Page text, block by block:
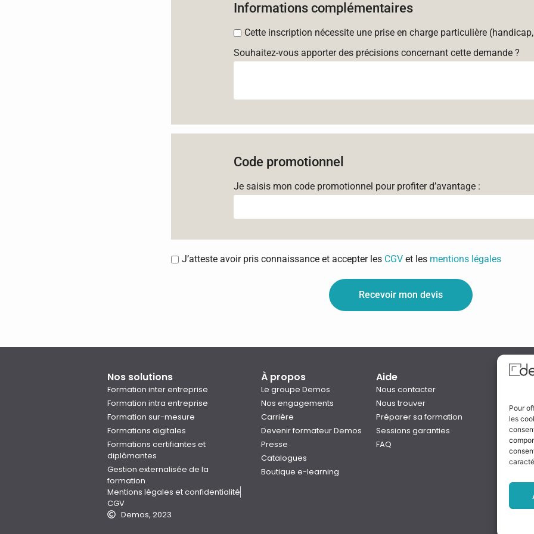
Pour
les
Informations complémentaires
Cette inscription nécessite une prise en charge particulière
Souhaitez-vous apporter des précisions concernant cette demande ?
Code promotionnel
Je saisis mon code promotionnel pour profiter d’avantage :
J’atteste avoir pris connaissance et accepter les CGV et les mentions légales
Recevoir mon devis
Nos solutions
Formation inter entreprise
Formation intra entreprise
Formation sur-mesure
Formations digitales
Formations certifiantes et
diplômantes
Gestion externalisée de la
formation
Mentions légales et confidentialité
CGV
Demos, 2023
À propos
Le groupe Demos
Nos engagements
Carrière
Devenir formateur Demos
Presse
Catalogues
Boutique e-learning
Aide
Nous contacter
Nous trouver
Préparer sa formation
Sessions garanties
FAQ